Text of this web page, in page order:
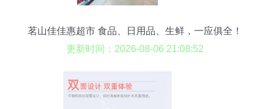
茗山佳佳惠超市 食品、日用品、生鲜，一应俱全！
更新时间：2026-08-06 21:08:52